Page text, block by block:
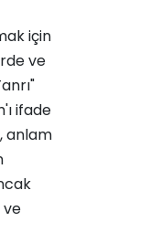
için
ve
ifade
anlam
ve